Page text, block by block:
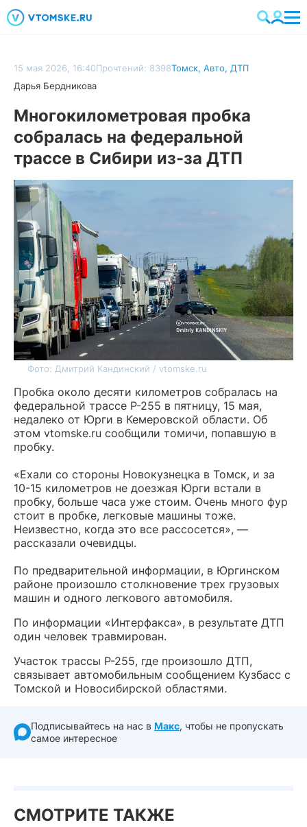
15 мая 2026, 16:40Прочтений: 8398Томск, Авто, ДТП
Дарья Бердникова
Многокилометровая пробка
собралась на федеральной
трассе в Сибири из-за ДТП
Фото: Дмитрий Кандинский / vtomske.ru
Пробка около десяти километров собралась на
федеральной трассе Р-255 в пятницу, 15 мая,
недалеко от Юрги в Кемеровской области. Об
этом vtomske.ru сообщили томичи, попавшую в
пробку.
«Ехали со стороны Новокузнецка в Томск, и за
10-15 километров не доезжая Юрги встали в
пробку, больше часа уже стоим. Очень много фур
стоит в пробке, легковые машины тоже.
Неизвестно, когда это все рассосется», —
рассказали очевидцы.
По предварительной информации, в Юргинском
районе произошло столкновение трех грузовых
машин и одного легкового автомобиля.
По информации «Интерфакса», в результате ДТП
один человек травмирован.
Участок трассы Р-255, где произошло ДТП,
связывает автомобильным сообщением Кузбасс с
Томской и Новосибирской областями.
Подписывайтесь на нас в Макс, чтобы не пропускать
самое интересное
СМОТРИТЕ ТАКЖЕ